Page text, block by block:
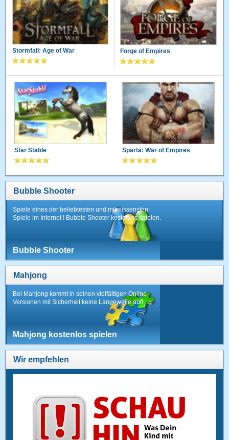
Stormfall: Age of War Forge of Empires
Star Stable Sparta: War of Empires
Bubble Shooter
Spiele eines der beliebtesten und mitreissensten
Spiele im Internet ! Bubble Shooter kostenlos spielen.
Bubble Shooter
Mahjong
Bei Mahjong kommt in seinen vielfältigen Online-
Versionen mit Sicherheit keine Langeweile auf!
Mahjong kostenlos spielen
Wir empfehlen